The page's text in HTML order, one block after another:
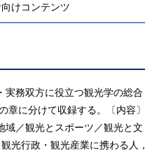
けコンテンツ
実務双方に役立つ観光学の総合
に分けて収録する。〔内容〕
域／観光とスポーツ／観光と文
光行政・観光産業に携わる人，